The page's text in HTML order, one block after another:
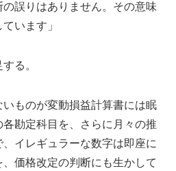
誤りはありません。その意味
います」
る。
いものが変動損益計算書には眠
勘定科目を、さらに月々の推
イレギュラーな数字は即座に
価格改定の判断にも生かして